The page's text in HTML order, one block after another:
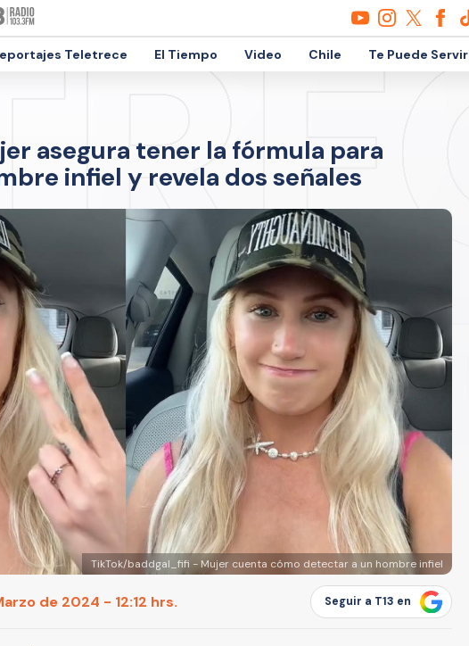
Teletrece El Tiempo Video Chile Te Puede Servir
asegura tener la fórmula para
infiel y revela dos señales
TikTok/baddgal_fifi - Mujer cuenta cómo detectar a un hombre infiel
de 2024 - 12:12 hrs. Seguir a T13 en